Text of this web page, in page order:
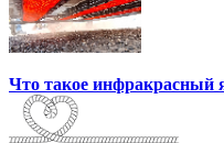
Что такое инфракрасный